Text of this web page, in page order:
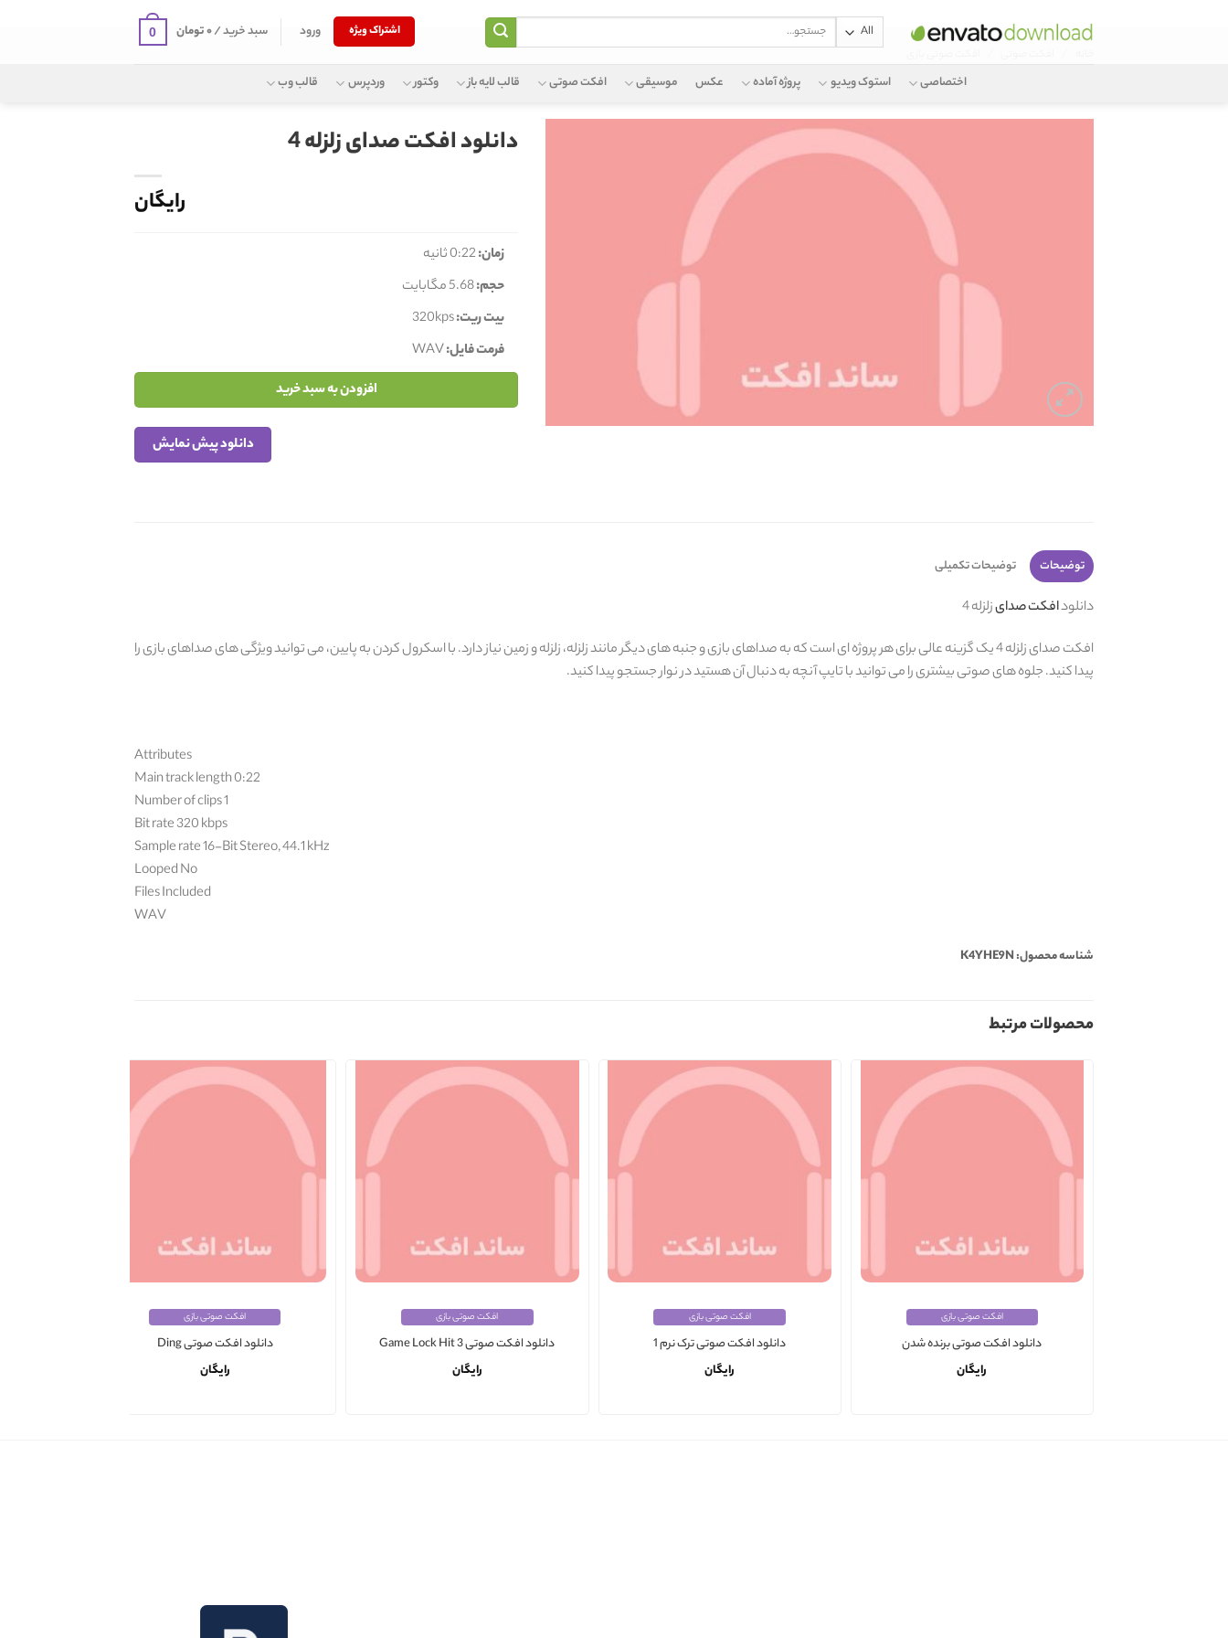
برای:
اشتراک ویژه ورود سبد خرید /۰تومان 0
اختصاصی استوک ویدیو پروژه آماده عکس موسیقی افکت صوتی قالب لایه باز وکتور وردپرس قالب وب
دانلود افکت صدای زلزله 4
رایگان
زمان:0:22 ثانیه
حجم:5.68 مگابایت
بیت ریت:320kps
فرمت فایل:WAV
افزودن به سبد خرید
دانلود پیش نمایش
توضیحات توضیحات تکمیلی
دانلودافکت صدایزلزله 4
افکت صدای زلزله 4 یک گزینه عالی برای هر پروژه ای است که به صداهای بازی و جنبه های دیگر مانند زلزله، زلزله و زمین نیاز دارد. با اسکرول کردن به پایین، می توانید ویژگی های صداهای بازی را
پیدا کنید. جلوه های صوتی بیشتری را می توانید با تایپ آنچه به دنبال آن هستید در نوار جستجو پیدا کنید.
Attributes
Main track length 0:22
Number of clips 1
Bit rate 320 kbps
Sample rate 16-Bit Stereo, 44.1 kHz
Looped No
Files Included
WAV
شناسه محصول: K4YHE9N
محصولات مرتبط
افکت صوتی بازی
دانلود افکت صوتی برنده شدن
رایگان
افکت صوتی بازی
دانلود افکت صوتی ترک نرم 1
رایگان
افکت صوتی بازی
دانلود افکت صوتی Game Lock Hit 3
رایگان
افکت صوتی بازی
دانلود افکت صوتی Ding
رایگان